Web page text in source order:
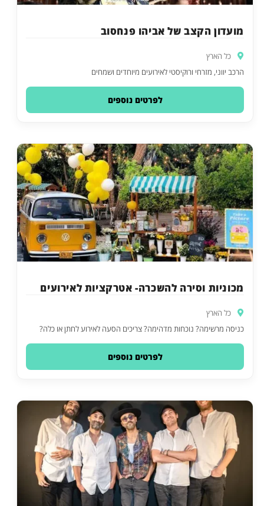
מועדון הקצב של אביהו פנחסוב
כל הארץ
הרכב יווני, מזרחי ורוקיסטי לאירועים מיוחדים ושמחים
לפרטים נוספים
מכוניות וסירה להשכרה- אטרקציות לאירועים
כל הארץ
כניסה מרשימה? נוכחות מדהימה? צריכים הסעה לאירוע לחתן או כלה?
לפרטים נוספים